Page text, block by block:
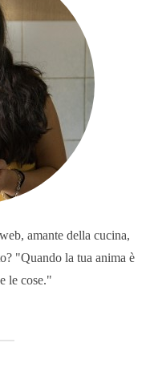
amante della cucina,
"Quando la tua anima è
le cose."